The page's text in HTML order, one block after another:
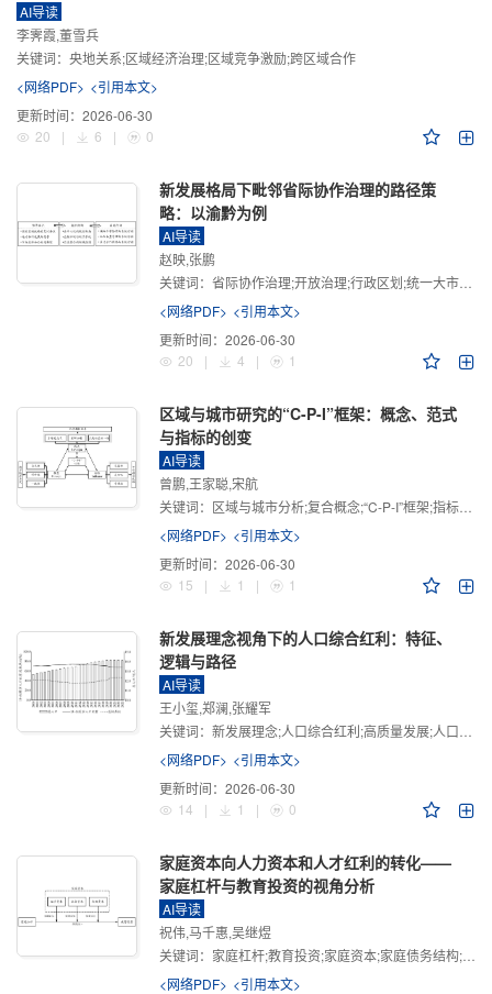
AI导读
李霁霞,董雪兵
关键词： 央地关系;区域经济治理;区域竞争激励;跨区域合作
<网络PDF> <引用本文>
更新时间： 2026-06-30
20
| 6 | 0
新发展格局下毗邻省际协作治理的路径策
略：以渝黔为例
AI导读
赵映,张鹏
关键词： 省际协作治理;开放治理;行政区划;统一大市场;新发展格局
<网络PDF> <引用本文>
更新时间： 2026-06-30
20
| 4 | 1
区域与城市研究的“C-P-I”框架：概念、范式
与指标的创变
AI导读
曾鹏,王家聪,宋航
关键词： 区域与城市分析;复合概念;“C-P-I”框架;指标体系
<网络PDF> <引用本文>
更新时间： 2026-06-30
15
| 1 | 1
新发展理念视角下的人口综合红利：特征、
逻辑与路径
AI导读
王小玺,郑澜,张耀军
关键词： 新发展理念;人口综合红利;高质量发展;人口政策;中国式现代化
<网络PDF> <引用本文>
更新时间： 2026-06-30
14
| 1 | 0
家庭资本向人力资本和人才红利的转化——
家庭杠杆与教育投资的视角分析
AI导读
祝伟,马千惠,吴继煜
关键词： 家庭杠杆;教育投资;家庭资本;家庭债务结构;CHFS
<网络PDF> <引用本文>